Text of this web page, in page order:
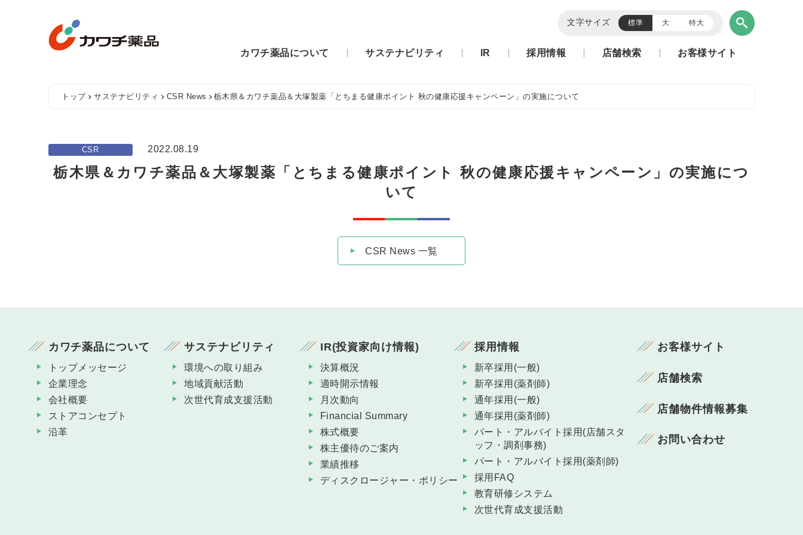
文字サイズ 標準 大 特大
カワチ薬品について サステナビリティ IR 採用情報 店舗検索 お客様サイト
トップ サステナビリティ CSR News 栃木県＆カワチ薬品＆大塚製薬「とちまる健康ポイント 秋の健康応援キャンペーン」の実施について
CSR 2022.08.19
栃木県＆カワチ薬品＆大塚製薬「とちまる健康ポイント 秋の健康応援キャンペーン」の実施につ
いて
CSR News 一覧
カワチ薬品について
トップメッセージ
企業理念
会社概要
ストアコンセプト
沿革
サステナビリティ
環境への取り組み
地域貢献活動
次世代育成支援活動
IR(投資家向け情報)
決算概況
適時開示情報
月次動向
Financial Summary
株式概要
株主優待のご案内
業績推移
ディスクロージャー・ポリシー
採用情報
新卒採用(一般)
新卒採用(薬剤師)
通年採用(一般)
通年採用(薬剤師)
パート・アルバイト採用(店舗スタ
ッフ・調剤事務)
パート・アルバイト採用(薬剤師)
採用FAQ
教育研修システム
次世代育成支援活動
お客様サイト
店舗検索
店舗物件情報募集
お問い合わせ